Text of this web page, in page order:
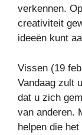
verkennen.
creativiteit
ideeën kunt
Vissen (19
Vandaag zult
dat u zich
van anderen.
helpen die